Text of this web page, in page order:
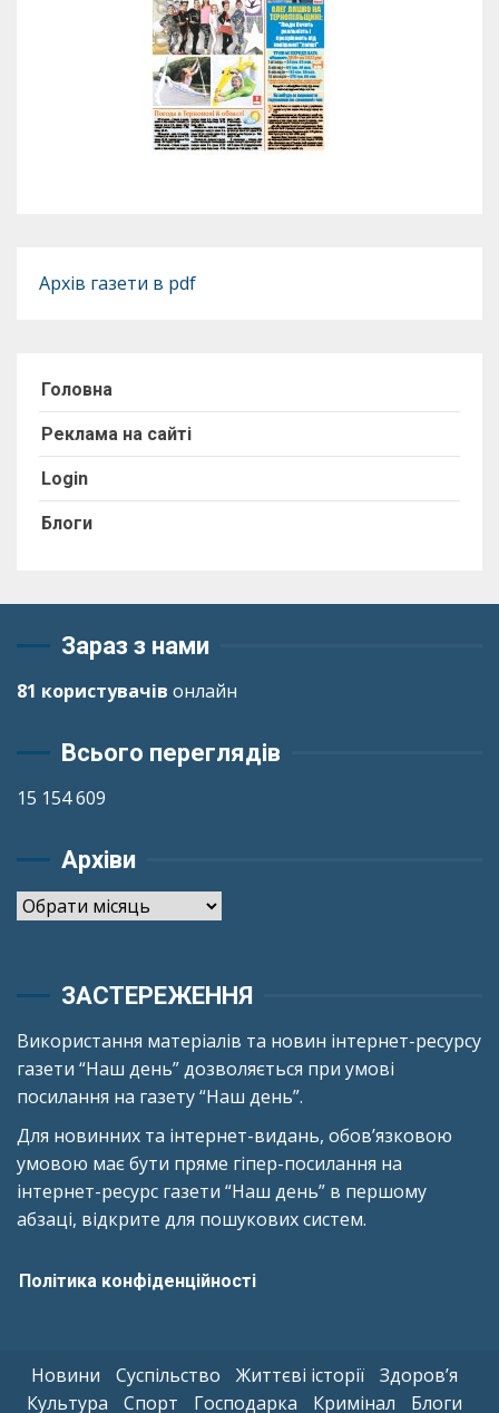
Архів газети в pdf
Головна
Реклама на сайті
Login
Блоги
Зараз з нами
81 користувачів онлайн
Всього переглядів
15 154 609
Архіви
Архіви
ЗАСТЕРЕЖЕННЯ
Використання матеріалів та новин інтернет-ресурсу
газети “Наш день” дозволяється при умові
посилання на газету “Наш день”.
Для новинних та інтернет-видань, обов’язковою
умовою має бути пряме гіпер-посилання на
інтернет-ресурс газети “Наш день” в першому
абзаці, відкрите для пошукових систем.
Політика конфіденційності
Новини Суспільство Життєві історії
Здоров’я
Культура
Спорт Господарка Кримінал Блоги